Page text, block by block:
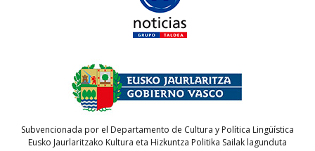
Subvencionada por el Departamento de Cultura y Política Lingüística
Eusko Jaurlaritzako Kultura eta Hizkuntza Politika Sailak lagunduta